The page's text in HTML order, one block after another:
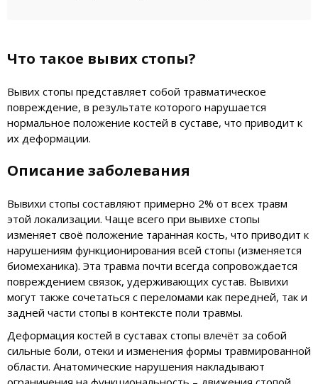
Что такое вывих стопы?
Вывих стопы представляет собой травматическое
повреждение, в результате которого нарушается
нормальное положение костей в суставе, что приводит к
их деформации.
Описание заболевания
Вывихи стопы составляют примерно 2% от всех травм
этой локализации. Чаще всего при вывихе стопы
изменяет своё положение таранная кость, что приводит к
нарушениям функционирования всей стопы (изменяется
биомеханика). Эта травма почти всегда сопровождается
повреждением связок, удерживающих сустав. Вывихи
могут также сочетаться с переломами как передней, так и
задней части стопы в контексте поли травмы.
Деформация костей в суставах стопы влечёт за собой
сильные боли, отеки и изменения формы травмированной
области. Анатомические нарушения накладывают